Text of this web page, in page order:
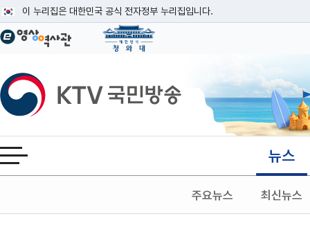
이 누리집은 대한민국 공식 전자정부 누리집입니다.
공식 누리집 주소 확인하기
이밖에 or.kr 또는 .kr등 다른 도메인 주소를 사용하고 있다면 아래 URL에서
운영중인 공식 누리집보기
KTV국민방송
전체메뉴 열기 뉴스
주요뉴스 최신뉴스
본문